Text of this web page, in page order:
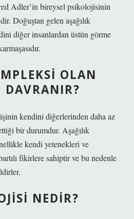
Adler’in bireysel psikolojisinin
Doğuştan gelen aşağılık
diğer insanlardan üstün görme
OLAN
DAVRANIR?
kendini diğerlerinden daha az
bir durumdur. Aşağılık
kendi yetenekleri ve
fikirlere sahiptir ve bu nedenle
NEDIR?